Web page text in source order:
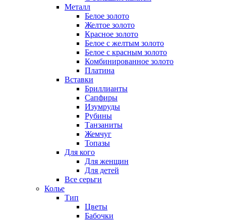
Металл
Белое золото
Желтое золото
Красное золото
Белое с желтым золото
Белое с красным золото
Комбинированное золото
Платина
Вставки
Бриллианты
Сапфиры
Изумруды
Рубины
Танзаниты
Жемчуг
Топазы
Для кого
Для женщин
Для детей
Все серьги
Колье
Тип
Цветы
Бабочки